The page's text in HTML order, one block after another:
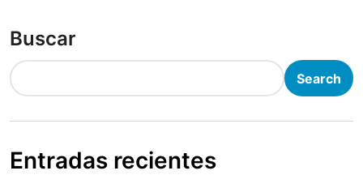
Buscar
Search
Entradas recientes